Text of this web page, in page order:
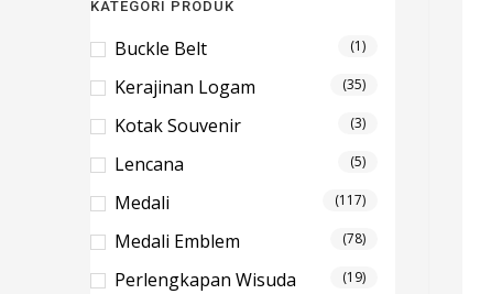
KATEGORI PRODUK
Buckle Belt (1)
Kerajinan Logam (35)
Kotak Souvenir (3)
Lencana (5)
Medali (117)
Medali Emblem (78)
Perlengkapan Wisuda (19)